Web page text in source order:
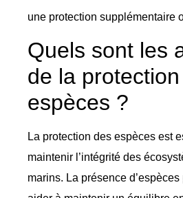
une protection supplémentaire
Quels sont les
de la
espèces ?
La protection des espèces est
maintenir l’intégrité des
marins. La présence